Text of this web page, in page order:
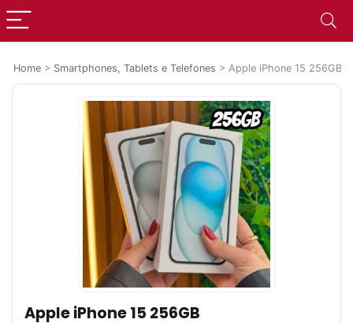
Home > Smartphones, Tablets e Telefones > Apple iPhone 15 256GB
Apple iPhone 15 256GB